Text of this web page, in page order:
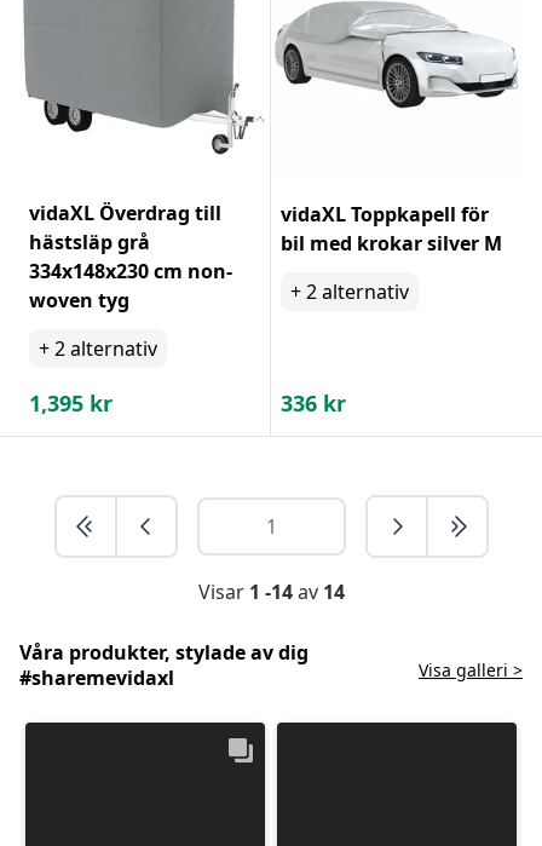
vidaXL Överdrag till
hästsläp grå
334x148x230 cm non-
woven tyg
+2alternativ
1,395 kr
vidaXL Toppkapell för
bil med krokar silver M
+2alternativ
336 kr
Visar 1 -14av 14
Våra produkter, stylade av dig
#sharemevidaxl
Visa galleri >